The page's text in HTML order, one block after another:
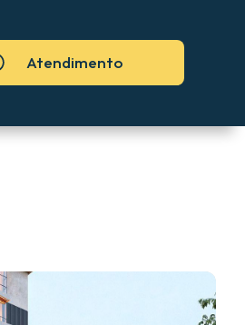
Atendimento